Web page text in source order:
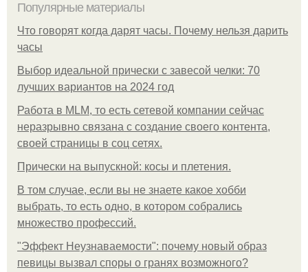
Популярные материалы
Что говорят когда дарят часы. Почему нельзя дарить
часы
Выбор идеальной прически с завесой челки: 70
лучших вариантов на 2024 год
Работа в MLM, то есть сетевой компании сейчас
неразрывно связана с создание своего контента,
своей страницы в соц сетях.
Прически на выпускной: косы и плетения.
В том случае, если вы не знаете какое хобби
выбрать, то есть одно, в котором собрались
множество профессий.
"Эффект Неузнаваемости": почему новый образ
певицы вызвал споры о гранях возможного?